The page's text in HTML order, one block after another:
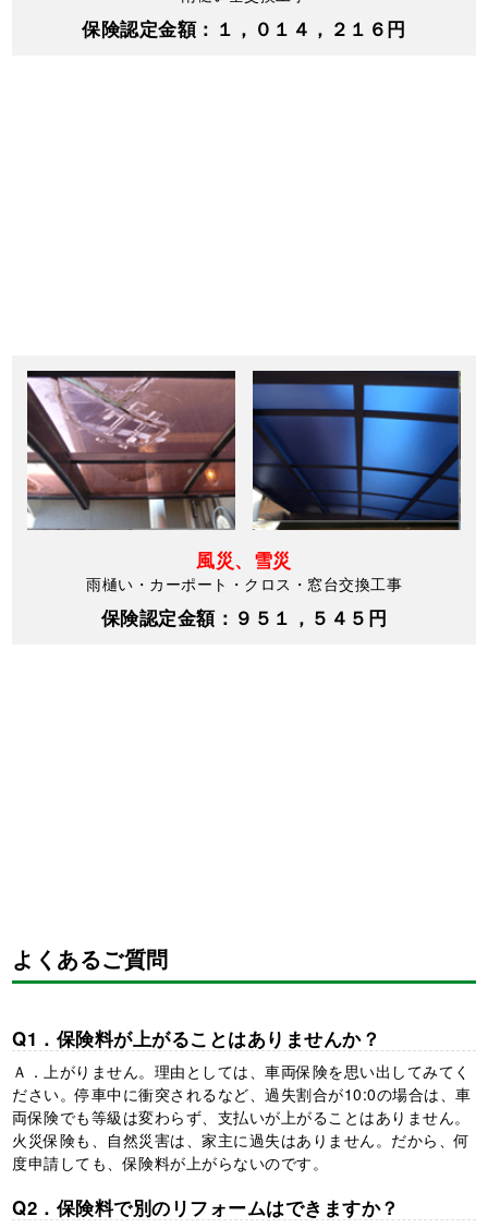
保険認定金額：１，０１４，２１６円
風災、雪災
雨樋い・カーポート・クロス・窓台交換工事
保険認定金額：９５１，５４５円
よくあるご質問
Q1．保険料が上がることはありませんか？
Ａ．上がりません。理由としては、車両保険を思い出してみてく
ださい。停車中に衝突されるなど、過失割合が10:0の場合は、車
両保険でも等級は変わらず、支払いが上がることはありません。
火災保険も、自然災害は、家主に過失はありません。だから、何
度申請しても、保険料が上がらないのです。
Q2．保険料で別のリフォームはできますか？